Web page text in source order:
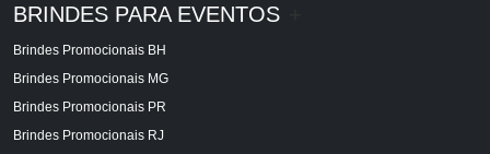
BRINDES PARA EVENTOS
Brindes Promocionais BH
Brindes Promocionais MG
Brindes Promocionais PR
Brindes Promocionais RJ